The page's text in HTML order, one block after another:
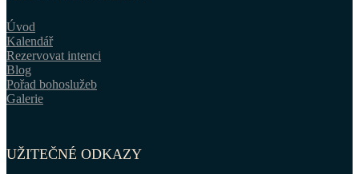
Úvod
Kalendář
Rezervovat intenci
Blog
Pořad bohoslužeb
Galerie
UŽITEČNÉ ODKAZY